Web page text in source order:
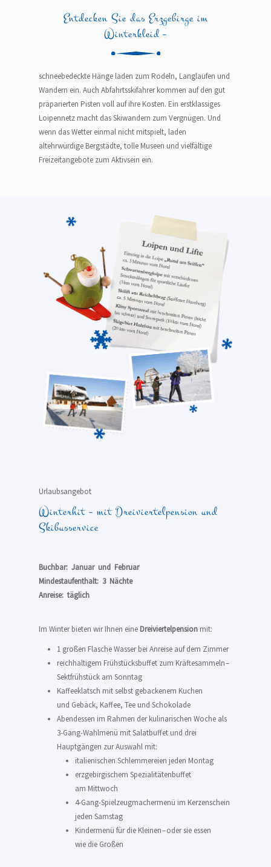
Entdecken Sie das Erzgebirge im
Winterkleid –
schneebedeckte Hänge laden zum Rodeln, Langlaufen und
Wandern ein. Auch Abfahrtsskifahrer kommen auf den gut
präparierten Pisten voll auf ihre Kosten. Ein erstklassiges
Loipennetz macht das Skiwandern zum Vergnügen. Und
wenn das Wetter einmal nicht mitspielt, laden
altehrwürdige Bergstädte, tolle Museen und vielfältige
Freizeitangebote zum Aktivsein ein.
Urlaubsangebot
Winterhit – mit Dreiviertelpension und
Skibusservice
Buchbar:  Januar  und  Februar
Mindestaufenthalt:  3  Nächte
Anreise:  täglich
Im Winter bieten wir Ihnen eine Dreiviertelpension mit:
1 großen Flasche Wasser bei Anreise auf dem Zimmer
reichhaltigem Frühstücksbuffet zum Kräftesammeln –
Sektfrühstück am Sonntag
Kaffeeklatsch mit selbst gebackenem Kuchen
und Gebäck, Kaffee, Tee und Schokolade
Abendessen im Rahmen der kulinarischen Woche als
3-Gang-Wahlmenü mit Salatbuffet und drei
Hauptgängen zur Auswahl mit:
italienischen Schlemmereien jeden Montag
erzgebirgischem Spezialitätenbuffet
am Mittwoch
4-Gang-Spielzeugmachermenü im Kerzenschein
jeden Samstag
Kindermenü für die Kleinen – oder sie essen
wie die Großen